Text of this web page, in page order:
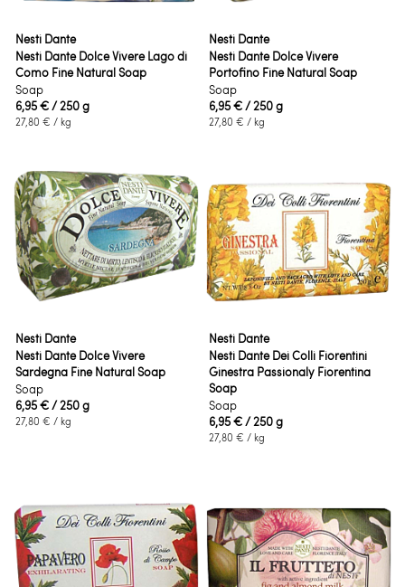
Nesti Dante
Nesti Dante Dolce Vivere Lago di
Como Fine Natural Soap
Soap
6,95 €/ 250 g
27,80 € / kg
Nesti Dante
Nesti Dante Dolce Vivere
Portofino Fine Natural Soap
Soap
6,95 €/ 250 g
27,80 € / kg
Nesti Dante
Nesti Dante Dolce Vivere
Sardegna Fine Natural Soap
Soap
6,95 €/ 250 g
27,80 € / kg
Nesti Dante
Nesti Dante Dei Colli Fiorentini
Ginestra Passionaly Fiorentina
Soap
Soap
6,95 €/ 250 g
27,80 € / kg